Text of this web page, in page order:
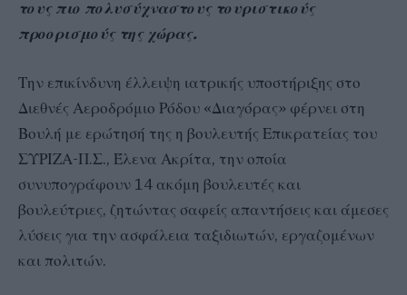
τους πιο πολυσύχναστους τουριστικούς
προορισμούς της χώρας.
Την επικίνδυνη έλλειψη ιατρικής υποστήριξης στο
Διεθνές Αεροδρόμιο Ρόδου «Διαγόρας» φέρνει στη
Βουλή με ερώτησή της η βουλευτής Επικρατείας του
ΣΥΡΙΖΑ-Π.Σ., Έλενα Ακρίτα, την οποία
συνυπογράφουν 14 ακόμη βουλευτές και
βουλεύτριες, ζητώντας σαφείς απαντήσεις και άμεσες
λύσεις για την ασφάλεια ταξιδιωτών, εργαζομένων
και πολιτών.